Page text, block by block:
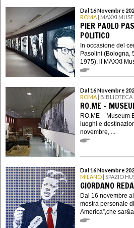
Dal 16 Novembre
ROMA | MAXXI
PIER PAOLO
POLITICO
In occasione del
Pasolini (Bologna,
1975), il MAXXI
Dal 16 Novembre
ROMA |
RO.ME –
RO.ME – Museum
luoghi e
novembre, ...
Dal 16 Novembre
MILANO | SPAZIO
GIORDANO
Dal 16 novembre
mostra personale
America”,che